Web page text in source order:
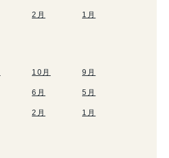
2月 1月
10月 9月
6月 5月
2月 1月